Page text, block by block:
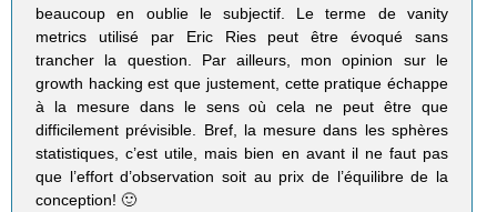
beaucoup en oublie le subjectif. Le terme de vanity
metrics utilisé par Eric Ries peut être évoqué sans
trancher la question. Par ailleurs, mon opinion sur le
growth hacking est que justement, cette pratique échappe
à la mesure dans le sens où cela ne peut être que
difficilement prévisible. Bref, la mesure dans les sphères
statistiques, c’est utile, mais bien en avant il ne faut pas
que l’effort d’observation soit au prix de l’équilibre de la
conception! 🙂